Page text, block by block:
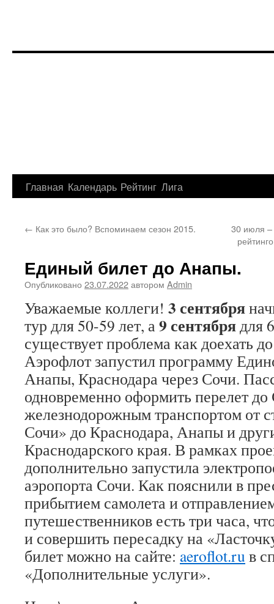
Перейти
содержимому
Главная Календарь Рейтинг Лига
← Как это было? Вспоминаем сезон 2015.
30 июля –
Единый билет до Анапы.
Опубликовано 23.07.2022автором Admin
Уважаемые коллеги! 3 сентября
тур для 50-59 лет, а 9 сентябрядля
существует проблема как доехать
Аэрофлот запустил программу
Анапы, Краснодара через Сочи.
одновременно оформить перелет
железнодорожным транспортом от
Сочи» до Краснодара, Анапы и
Краснодарского края. В рамках
дополнительно запустила
аэропорта Сочи. Как пояснили в
прибытием самолета и
путешественников есть три часа,
и совершить пересадку на
билет можно на сайте: aeroflot.ru в
«Дополнительные услуги».